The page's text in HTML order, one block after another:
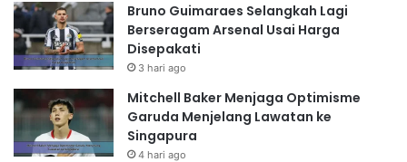
Bruno Guimaraes Selangkah Lagi
Berseragam Arsenal Usai Harga
Disepakati
3 hari ago
Mitchell Baker Menjaga Optimisme
Garuda Menjelang Lawatan ke
Singapura
4 hari ago